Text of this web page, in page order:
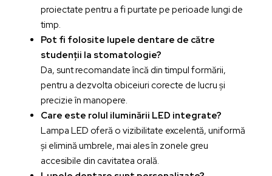
proiectate pentru a fi purtate pe perioade lungi de
timp.
Pot fi folosite lupele dentare de către
studenții la stomatologie?
Da, sunt recomandate încă din timpul formării,
pentru a dezvolta obiceiuri corecte de lucru și
precizie în manopere.
Care este rolul iluminării LED integrate?
Lampa LED oferă o vizibilitate excelentă, uniformă
și elimină umbrele, mai ales în zonele greu
accesibile din cavitatea orală.